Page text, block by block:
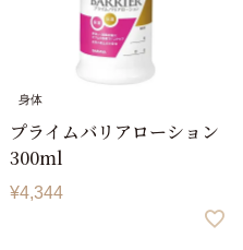
身体
プライムバリアローション
300ml
¥4,344